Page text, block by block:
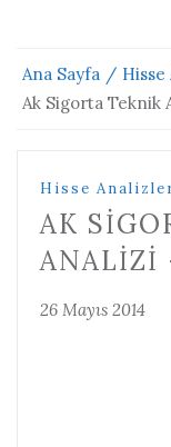
Ana Sayfa
Ak Sigorta Teknik
Hisse
AK
ANALIZI
26 Mayıs 2014